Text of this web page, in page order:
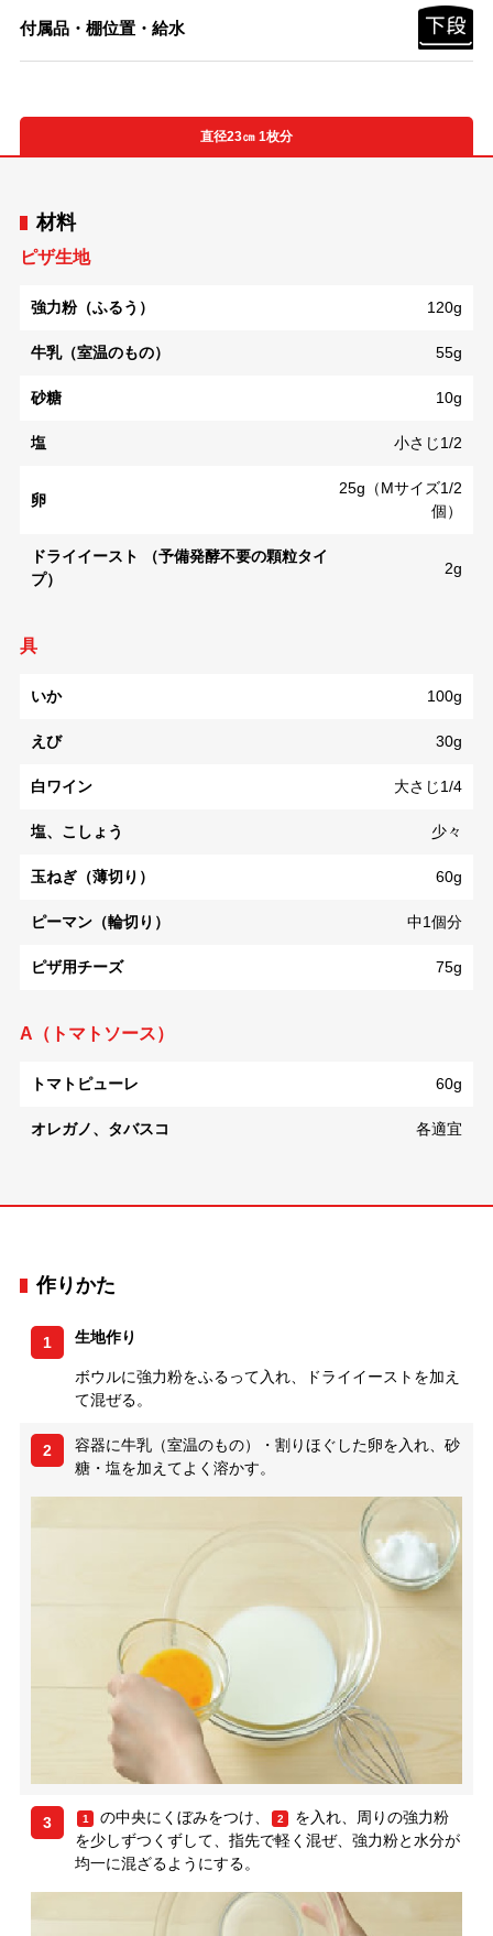
付属品・棚位置・給水
直径23㎝ 1枚分
材料
ピザ生地
強力粉（ふるう） 120g
牛乳（室温のもの） 55g
砂糖 10g
塩 小さじ1/2
卵
25g（Mサイズ1/2
個）
ドライイースト （予備発酵不要の顆粒タイ
プ）
2g
具
いか 100g
えび 30g
白ワイン 大さじ1/4
塩、こしょう 少々
玉ねぎ（薄切り） 60g
ピーマン（輪切り） 中1個分
ピザ用チーズ 75g
A（トマトソース）
トマトピューレ 60g
オレガノ、タバスコ 各適宜
作りかた
1 生地作り
ボウルに強力粉をふるって入れ、ドライイーストを加え
て混ぜる。
2
容器に牛乳（室温のもの）・割りほぐした卵を入れ、砂
糖・塩を加えてよく溶かす。
3 1 の中央にくぼみをつけ、 2
を入れ、周りの強力粉
を少しずつくずして、指先で軽く混ぜ、強力粉と水分が
均一に混ざるようにする。